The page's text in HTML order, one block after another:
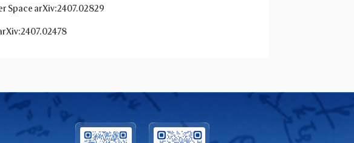
Space arXiv:2407.02829